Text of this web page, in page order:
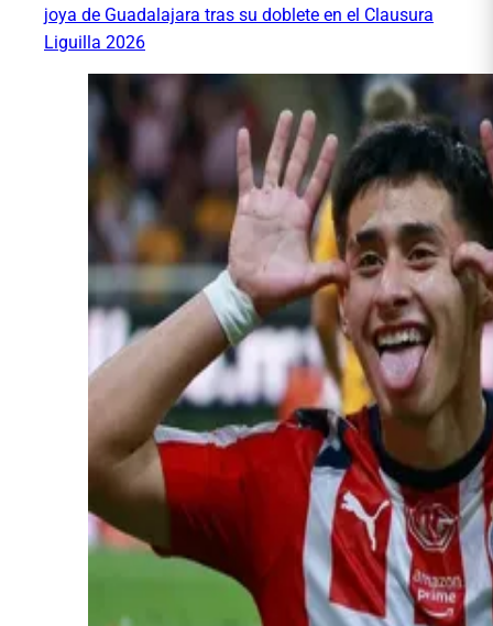
joya de Guadalajara tras su doblete en el Clausura
Liguilla 2026